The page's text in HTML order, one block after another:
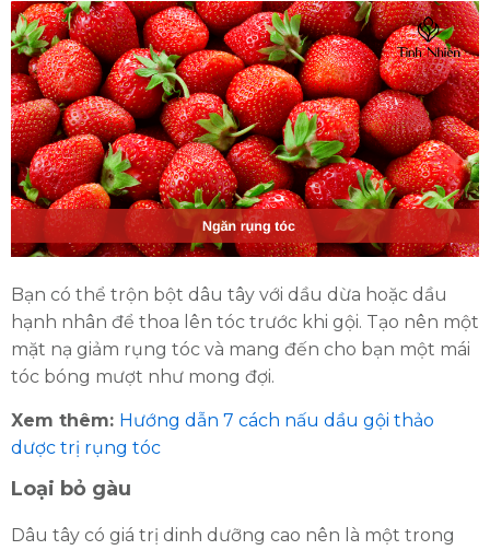
Bạn có thể trộn bột dâu tây với dầu dừa hoặc dầu
hạnh nhân để thoa lên tóc trước khi gội. Tạo nên một
mặt nạ giảm rụng tóc và mang đến cho bạn một mái
tóc bóng mượt như mong đợi.
Xem thêm: Hướng dẫn 7 cách nấu dầu gội thảo
dược trị rụng tóc
Loại bỏ gàu
Dâu tây có giá trị dinh dưỡng cao nên là một trong
ĐĂNG KÝ TƯ VẤN MIỄN PHÍ
0335587487